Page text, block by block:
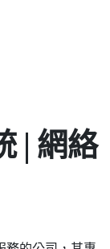
| 網絡